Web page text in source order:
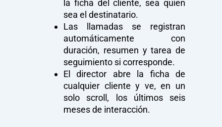
la ficha del cliente, sea quien
sea el destinatario.
Las llamadas se registran
automáticamente con
duración, resumen y tarea de
seguimiento si corresponde.
El director abre la ficha de
cualquier cliente y ve, en un
solo scroll, los últimos seis
meses de interacción.